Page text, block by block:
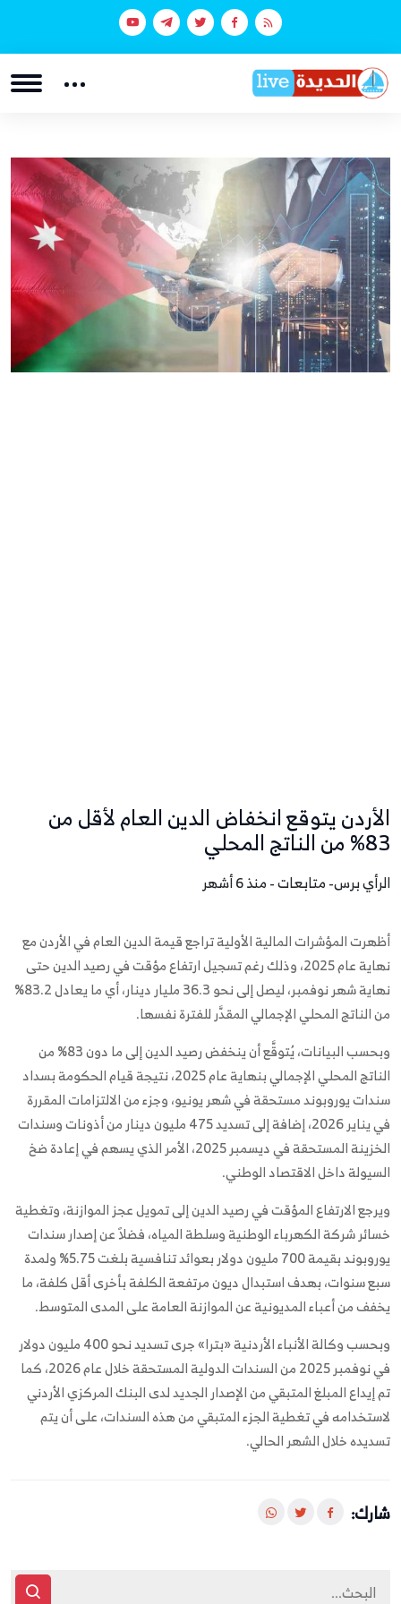
الأردن يتوقع انخفاض الدين العام لأقل من
83% من الناتج المحلي
الرأي برس- متابعات - منذ 6 أشهر
أظهرت المؤشرات المالية الأولية تراجع قيمة الدين العام في الأردن مع
نهاية عام 2025، وذلك رغم تسجيل ارتفاع مؤقت في رصيد الدين حتى
نهاية شهر نوفمبر، ليصل إلى نحو 36.3 مليار دينار، أي ما يعادل 83.2%
من الناتج المحلي الإجمالي المقدَّر للفترة نفسها.
وبحسب البيانات، يُتوقَّع أن ينخفض رصيد الدين إلى ما دون 83% من
الناتج المحلي الإجمالي بنهاية عام 2025، نتيجة قيام الحكومة بسداد
سندات يوروبوند مستحقة في شهر يونيو، وجزء من الالتزامات المقررة
في يناير 2026، إضافة إلى تسديد 475 مليون دينار من أذونات وسندات
الخزينة المستحقة في ديسمبر 2025، الأمر الذي يسهم في إعادة ضخ
السيولة داخل الاقتصاد الوطني.
ويرجع الارتفاع المؤقت في رصيد الدين إلى تمويل عجز الموازنة، وتغطية
خسائر شركة الكهرباء الوطنية وسلطة المياه، فضلاً عن إصدار سندات
يوروبوند بقيمة 700 مليون دولار بعوائد تنافسية بلغت 5.75% ولمدة
سبع سنوات، بهدف استبدال ديون مرتفعة الكلفة بأخرى أقل كلفة، ما
يخفف من أعباء المديونية عن الموازنة العامة على المدى المتوسط.
وبحسب وكالة الأنباء الأردنية «بترا» جرى تسديد نحو 400 مليون دولار
في نوفمبر 2025 من السندات الدولية المستحقة خلال عام 2026، كما
تم إيداع المبلغ المتبقي من الإصدار الجديد لدى البنك المركزي الأردني
لاستخدامه في تغطية الجزء المتبقي من هذه السندات، على أن يتم
تسديده خلال الشهر الحالي.
شارك: